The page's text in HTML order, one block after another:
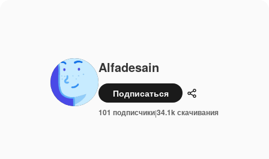
Alfadesain
Подписаться Поделиться
101 подписчики|34.1k скачивания